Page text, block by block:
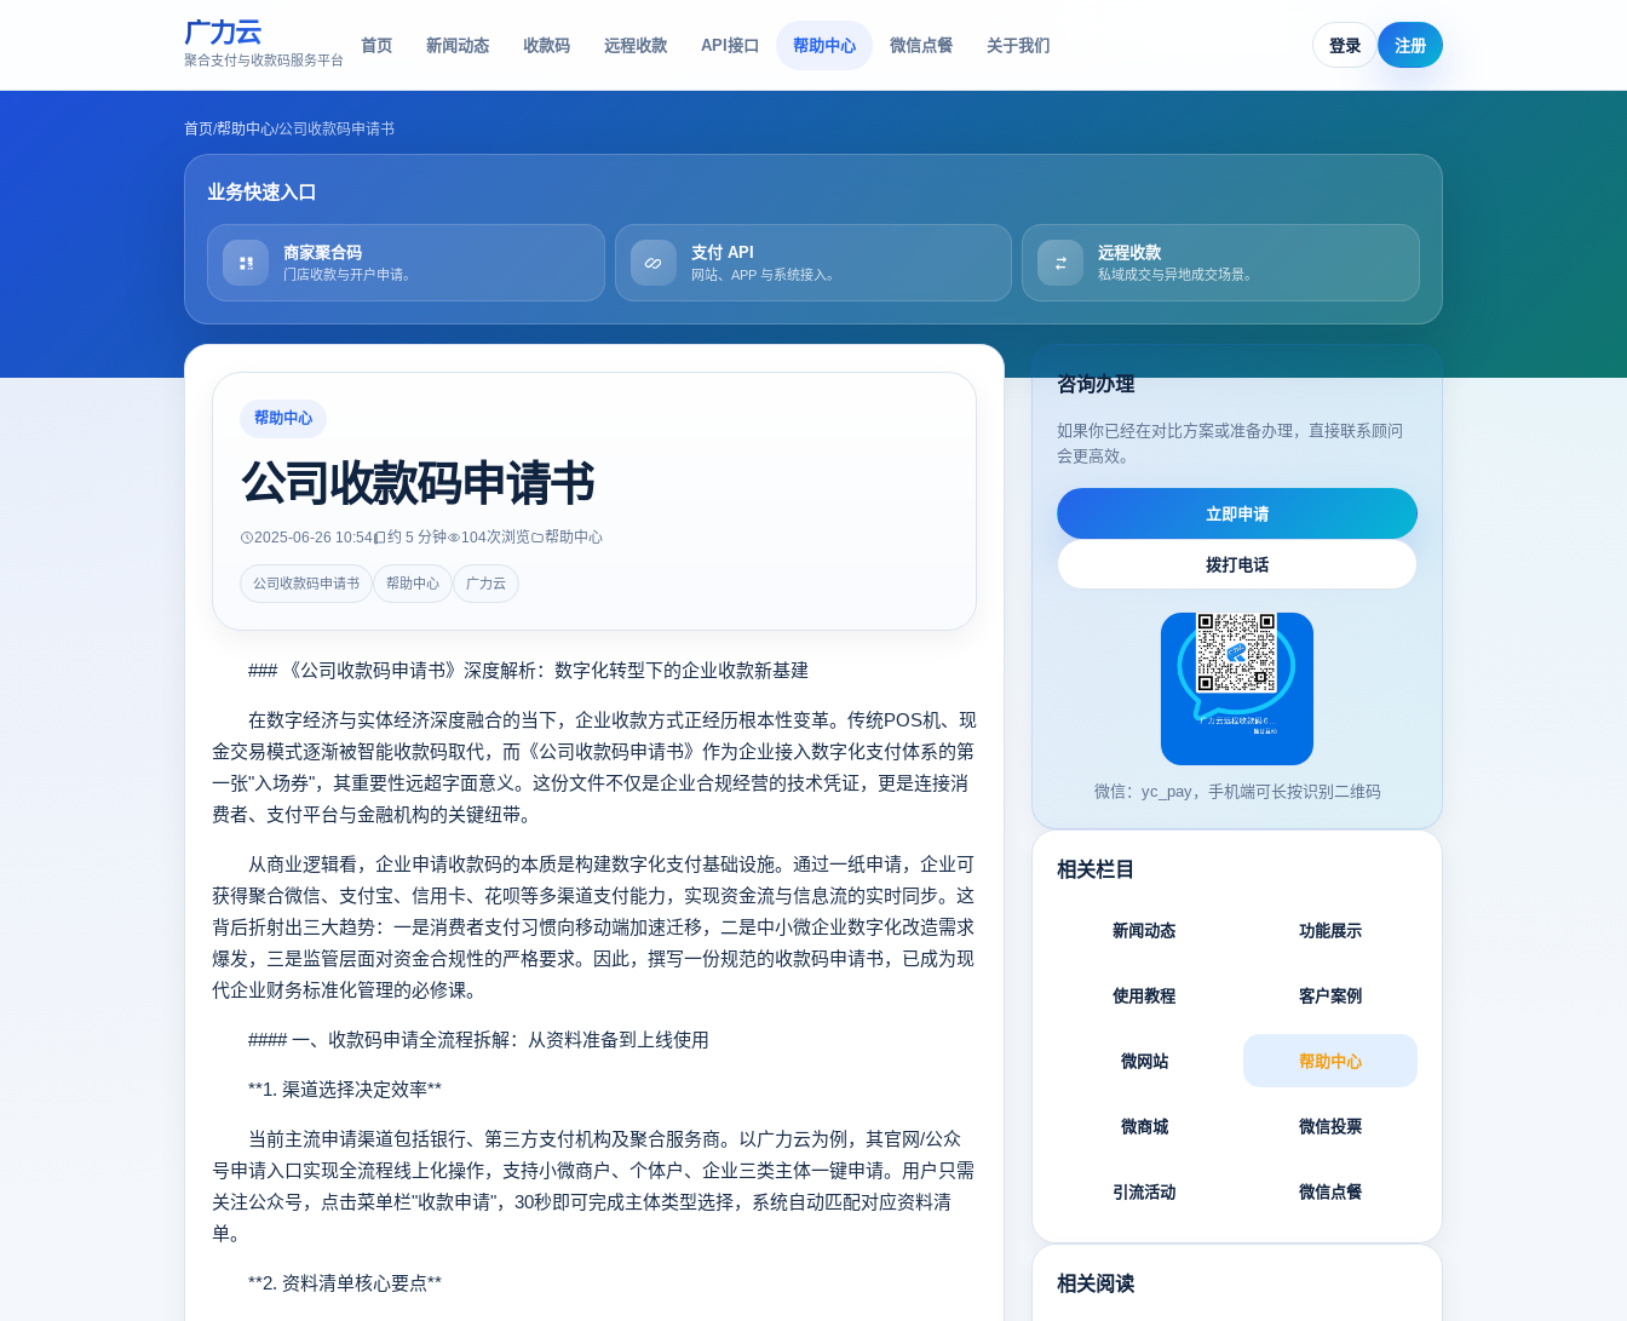
广力云
聚合支付与收款码服务平台
首页 新闻动态 收款码 远程收款 API接口 帮助中心 微信点餐 关于我们 登录 注册
首页/帮助中心/公司收款码申请书
业务快速入口
商家聚合码
门店收款与开户申请。
支付 API
网站、APP 与系统接入。
远程收款
私域成交与异地成交场景。
帮助中心
公司收款码申请书
2025-06-26 10:54 约 5 分钟 104次浏览 帮助中心
公司收款码申请书 帮助中心 广力云
### 《公司收款码申请书》深度解析：数字化转型下的企业收款新基建
在数字经济与实体经济深度融合的当下，企业收款方式正经历根本性变革。传统POS机、现
金交易模式逐渐被智能收款码取代，而《公司收款码申请书》作为企业接入数字化支付体系的第
一张"入场券"，其重要性远超字面意义。这份文件不仅是企业合规经营的技术凭证，更是连接消
费者、支付平台与金融机构的关键纽带。
从商业逻辑看，企业申请收款码的本质是构建数字化支付基础设施。通过一纸申请，企业可
获得聚合微信、支付宝、信用卡、花呗等多渠道支付能力，实现资金流与信息流的实时同步。这
背后折射出三大趋势：一是消费者支付习惯向移动端加速迁移，二是中小微企业数字化改造需求
爆发，三是监管层面对资金合规性的严格要求。因此，撰写一份规范的收款码申请书，已成为现
代企业财务标准化管理的必修课。
#### 一、收款码申请全流程拆解：从资料准备到上线使用
**1. 渠道选择决定效率**
当前主流申请渠道包括银行、第三方支付机构及聚合服务商。以广力云为例，其官网/公众
号申请入口实现全流程线上化操作，支持小微商户、个体户、企业三类主体一键申请。用户只需
关注公众号，点击菜单栏"收款申请"，30秒即可完成主体类型选择，系统自动匹配对应资料清
单。
**2. 资料清单核心要点**
咨询办理
如果你已经在对比方案或准备办理，直接联系顾问
会更高效。
立即申请
拨打电话
微信：yc_pay，手机端可长按识别二维码
相关栏目
新闻动态 功能展示
使用教程 客户案例
微网站 帮助中心
微商城 微信投票
引流活动 微信点餐
相关阅读